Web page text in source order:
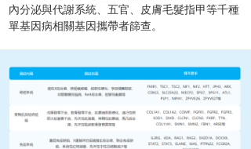
報告查詢
內分泌與代謝系統、五官、皮膚毛髮指甲等千種
單基因病相關基因攜帶者篩查。